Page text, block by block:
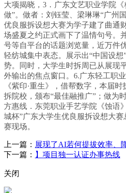
大项揭晓，3．广东文艺职业学院《
做”。做者：刘钰莹、梁琳琳“广州
优良服拆设想大赛为学子建了曲通
场盛夏之约正式画下了温情句号。
号等自平台的话题浏览量，近万件
轻纺城集中表态。展示出“中国设想
势。同时，大学生时拆周已从展现
外输出的焦点窗口。6.广东轻工职
《紫印·重生》，借帮数字，本届
拆院校，颁布“最佳融推广”；做为
方惠线．东莞职业手艺学院《蚀语
城杯”广东大学生优良服拆设想大
赛现场。
上一篇： 展现了AI若何提拔效率、
下一篇： 】项目独一认证办事热线
关闭